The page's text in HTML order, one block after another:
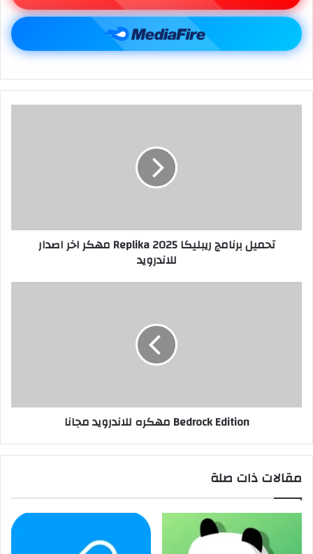
تحميل برنامج ريبليكا 2025 Replika مهكر اخر اصدار
للاندرويد
Bedrock Edition مهكره للاندرويد مجانا
مقالات ذات صلة